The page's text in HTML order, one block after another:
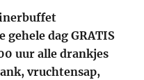
dag GRATIS
uur alle drankjes
vruchtensap,